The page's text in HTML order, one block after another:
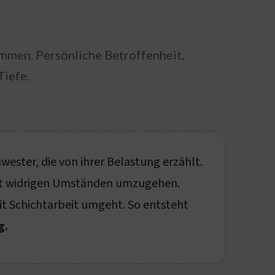
Persönliche Betroffenheit,
die von ihrer Belastung erzählt.
Umständen umzugehen.
Schichtarbeit umgeht. So entsteht